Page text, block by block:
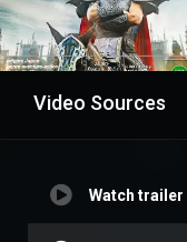
Video Sources
Watch trailer